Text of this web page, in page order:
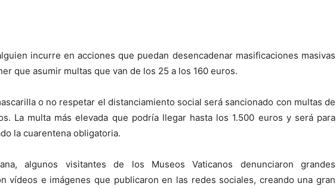
incurre en acciones que puedan desencadenar masificaciones masivas
que asumir multas que van de los 25 a los 160 euros.
o no respetar el distanciamiento social será sancionado con multas de
La multa más elevada que podría llegar hasta los 1.500 euros y será para
la cuarentena obligatoria.
algunos visitantes de los Museos Vaticanos denunciaron grandes
vídeos e imágenes que publicaron en las redes sociales, creando una gran